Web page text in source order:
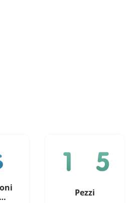
Pezzi